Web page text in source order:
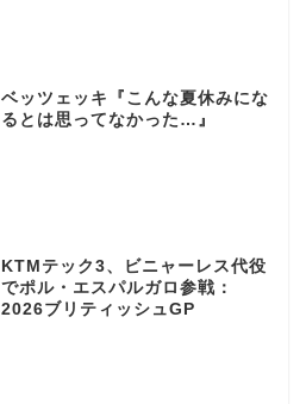
ベッツェッキ『こんな夏休みにな
るとは思ってなかった…』
KTMテック3、ビニャーレス代役
でポル・エスパルガロ参戦：
2026ブリティッシュGP